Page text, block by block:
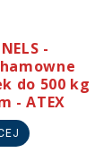
-
do 500 kg
- ATEX